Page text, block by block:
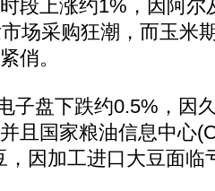
段上涨约1%，因阿尔
场采购狂潮，而玉米
俏。
盘下跌约0.5%，因
且国家粮油信息中心
，因加工进口大豆面临